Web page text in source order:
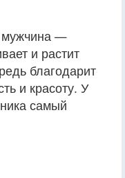
—
и растит
благодарит
и красоту. У
самый